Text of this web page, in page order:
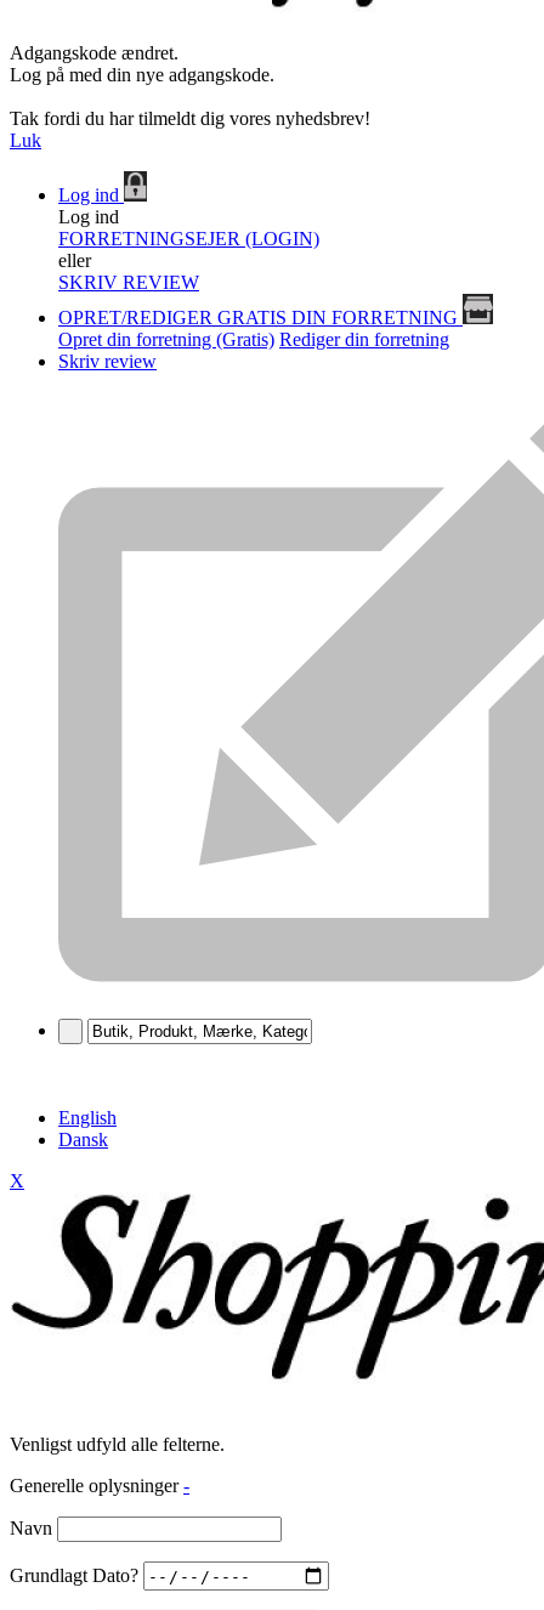
Adgangskode ændret.
Log på med din nye adgangskode.
Tak fordi du har tilmeldt dig vores nyhedsbrev!
Luk
Log ind
Log ind
FORRETNINGSEJER (LOGIN)
eller
SKRIV REVIEW
OPRET/REDIGER GRATIS DIN FORRETNING
Opret din forretning (Gratis) Rediger din forretning
Skriv review
English
Dansk
X
Venligst udfyld alle felterne.
Generelle oplysninger -
Navn
Grundlagt Dato?